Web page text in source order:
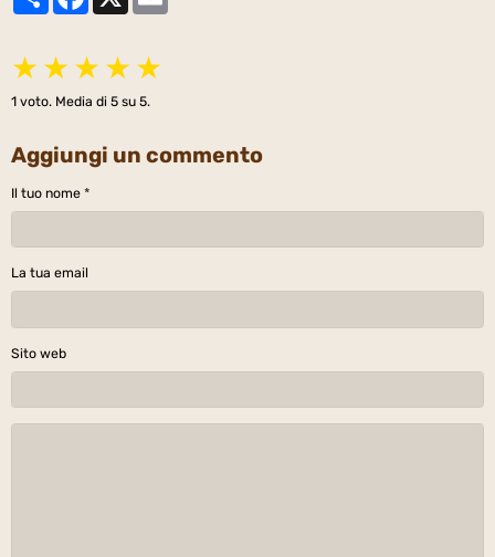
★ ★ ★ ★ ★
1 voto. Media di 5 su 5.
Aggiungi un commento
Il tuo nome
La tua email
Sito web